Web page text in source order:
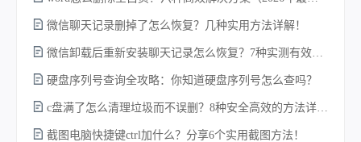
微信聊天记录删掉了怎么恢复？几种实用方法详解！
硬盘序列号查询全攻略：你知道硬盘序列号怎么查吗？
截图电脑快捷键ctrl加什么？分享6个实用截图方法！